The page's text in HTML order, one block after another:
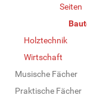
Seiten
Holztechnik
Wirtschaft
Musische Fächer
Praktische Fächer